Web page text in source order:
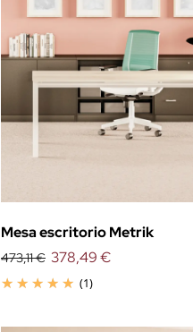
Mesa escritorio Metrik
473,11 €
(1)
378,49 €